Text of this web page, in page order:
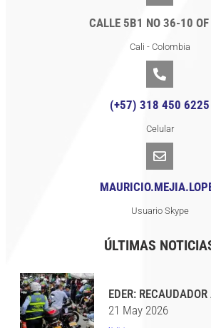
ÚLTIMAS
EDER:
21 May 2026
CALLE 5B1 NO 36-10
Cali - Colombia
(+57) 318 450 6225
Celular
Usuario Skype